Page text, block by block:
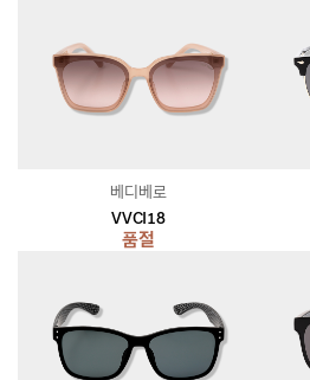
VVCI18
품절
베디베로